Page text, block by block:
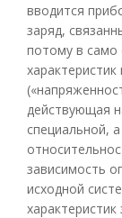
вводится
заряд,
потому в само
действующая
специальной,
зависимость
исходной